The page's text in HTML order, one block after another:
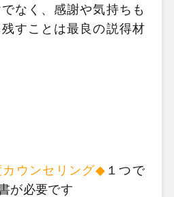
なく、感謝や気持ちも
すことは最良の説得材
ウンセリング◆ １つで
が必要です